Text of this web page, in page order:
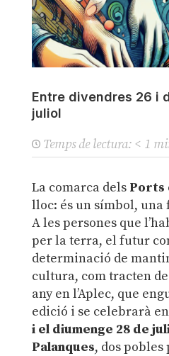
Entre divendres 26 i
juliol
Temps de lectura: < 1
La comarca dels Ports
lloc: és un símbol,
A les persones que
per la terra, el futur
determinació de
cultura, com tracten
any en l’Aplec, que
edició i se celebrarà
i el diumenge 28 de
Palanques, dos